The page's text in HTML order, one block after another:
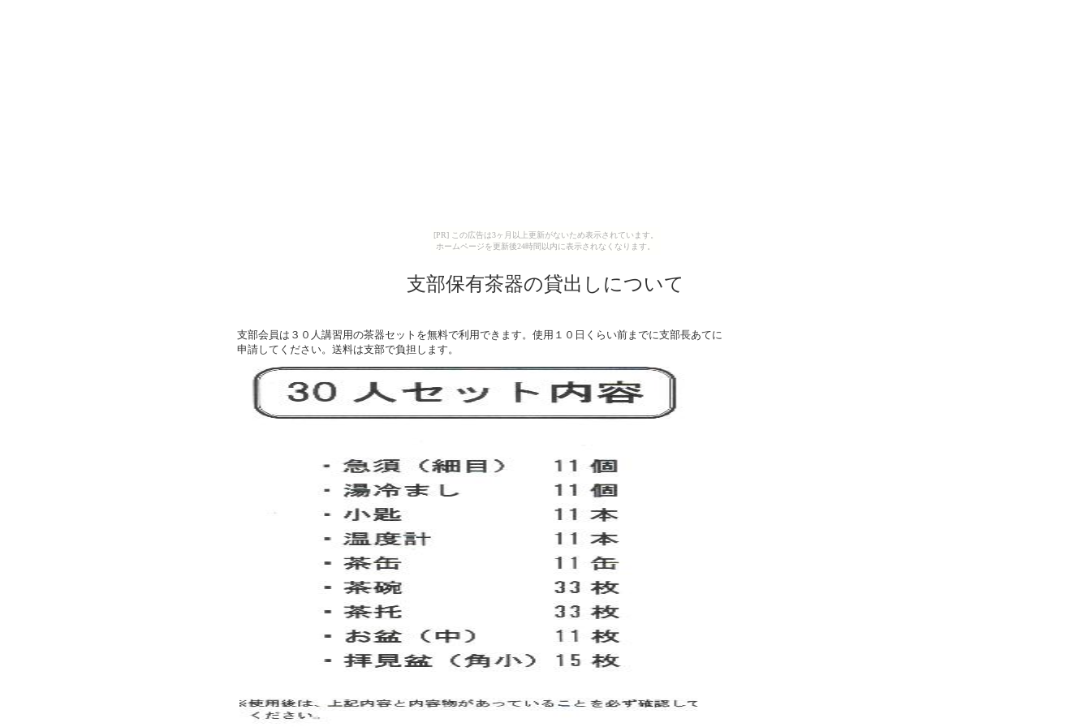
[PR] この広告は3ヶ月以上更新がないため表示されています。
ホームページを更新後24時間以内に表示されなくなります。
支部保有茶器の貸出しについて
支部会員は３０人講習用の茶器セットを無料で利用できます。使用１０日くらい前までに支部長あてに
申請してください。送料は支部で負担します。